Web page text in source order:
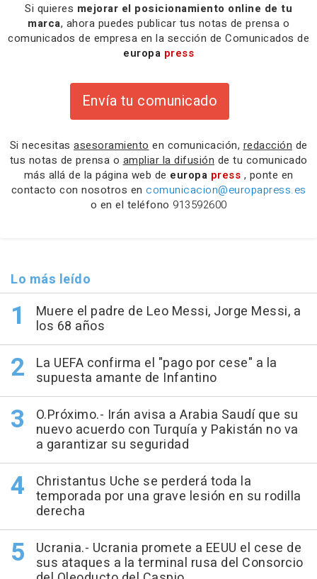
Si quieres mejorar el posicionamiento online de tu
marca, ahora puedes publicar tus notas de prensa o
comunicados de empresa en la sección de Comunicados de
europa press
Envía tu comunicado
Si necesitas asesoramiento en comunicación, redacción de
tus notas de prensa o ampliar la difusión de tu comunicado
más allá de la página web de europa press , ponte en
contacto con nosotros en comunicacion@europapress.es
o en el teléfono 913592600
Lo más leído
Muere el padre de Leo Messi, Jorge Messi, a
los 68 años
La UEFA confirma el "pago por cese" a la
supuesta amante de Infantino
O.Próximo.- Irán avisa a Arabia Saudí que su
nuevo acuerdo con Turquía y Pakistán no va
a garantizar su seguridad
Christantus Uche se perderá toda la
temporada por una grave lesión en su rodilla
derecha
Ucrania.- Ucrania promete a EEUU el cese de
sus ataques a la terminal rusa del Consorcio